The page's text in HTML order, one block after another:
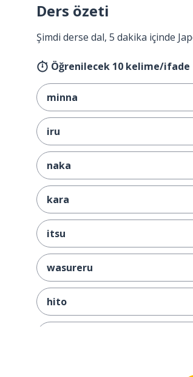
Ders özeti
Şimdi derse dal, 5 dakika içinde
Öğrenilecek 10 kelime/ifade
minna
iru
naka
kara
itsu
wasureru
hito